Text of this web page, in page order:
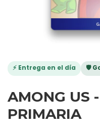
⚡ Entrega en el día 🛡️
AMONG US
PRIMARIA